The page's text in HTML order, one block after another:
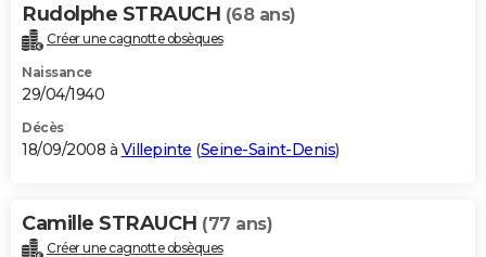
Rudolphe STRAUCH (68 ans)
Créer une cagnotte obsèques
Naissance
29/04/1940
Décès
18/09/2008 à Villepinte (Seine-Saint-Denis)
Camille STRAUCH (77 ans)
Créer une cagnotte obsèques